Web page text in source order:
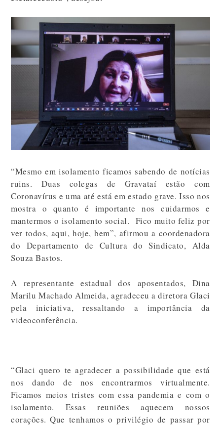
“Mesmo em isolamento ficamos sabendo de notícias
ruins. Duas colegas de Gravataí estão com
Coronavírus e uma até está em estado grave. Isso nos
mostra o quanto é importante nos cuidarmos e
mantermos o isolamento social. Fico muito feliz por
ver todos, aqui, hoje, bem”, afirmou a coordenadora
do Departamento de Cultura do Sindicato, Alda
Souza Bastos.
A representante estadual dos aposentados, Dina
Marilu Machado Almeida, agradeceu a diretora Glaci
pela iniciativa, ressaltando a importância da
videoconferência.
“Glaci quero te agradecer a possibilidade que está
nos dando de nos encontrarmos virtualmente.
Ficamos meios tristes com essa pandemia e com o
isolamento. Essas reuniões aquecem nossos
corações. Que tenhamos o privilégio de passar por